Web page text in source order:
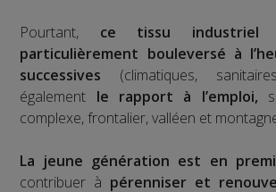
Pourtant, ce tissu industriel
particulièrement bouleversé à
successives (climatiques,
également le rapport à l’emploi,
complexe, frontalier, valléen et
La jeune génération est en
contribuer à pérenniser et